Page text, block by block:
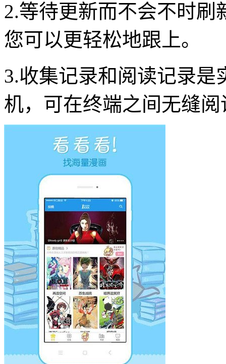
2.等待更新而不会不时
您可以更轻松地跟上。
3.收集记录和阅读记录是
机，可在终端之间无缝阅